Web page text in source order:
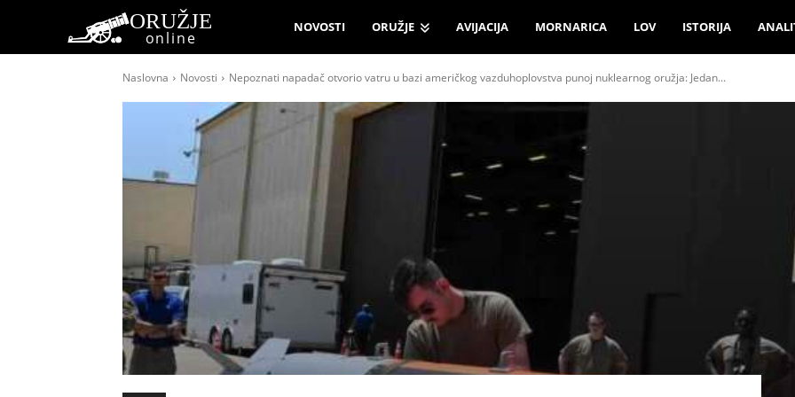
ORUŽJE
online
NOVOSTI ORUŽJE AVIJACIJA MORNARICA LOV ISTORIJA
Naslovna Novosti Nepoznati napadač otvorio vatru u bazi američkog vazduhoplovstva punoj nuklearnog oružja: Jedan...